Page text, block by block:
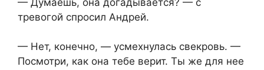
тревогой спросил Андрей.
— Нет, конечно, — усмехнулась свекровь. —
Посмотри, как она тебе верит. Ты же для нее